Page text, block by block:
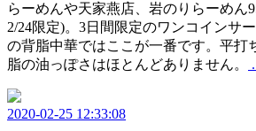
らーめんや天家燕店、岩のりらーめん
2/24限定)。3日間限定のワンコインサ
の背脂中華ではここが一番です。平打
脂の油っぽさはほとんどありません。
2020-02-25 12:33:08